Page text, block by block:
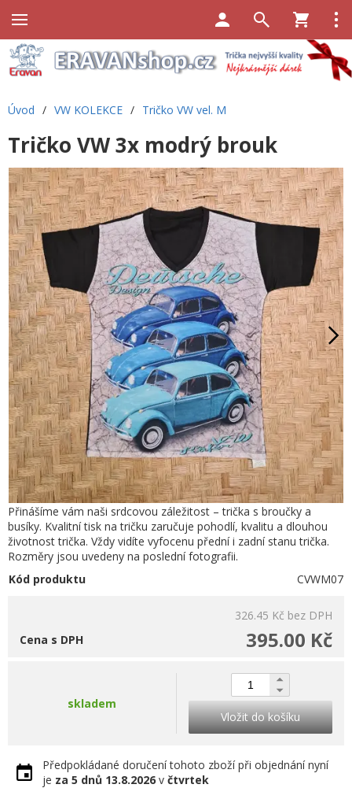
Úvod / VW KOLEKCE / Tričko VW vel. M
Tričko VW 3x modrý brouk
Přinášíme vám naši srdcovou záležitost – trička s broučky a
busíky. Kvalitní tisk na tričku zaručuje pohodlí, kvalitu a dlouhou
životnost trička. Vždy vidíte vyfocenu přední i zadní stanu trička.
Rozměry jsou uvedeny na poslední fotografii.
Kód produktu
CVWM07
326.45 Kč bez DPH
395.00 Kč
Cena s DPH
skladem
Vložit do košíku
Předpokládané doručení tohoto zboží při objednání nyní
je za 5 dnů 13.8.2026 v čtvrtek